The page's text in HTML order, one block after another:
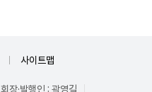
사이트맵
회장·발행인 : 곽영길